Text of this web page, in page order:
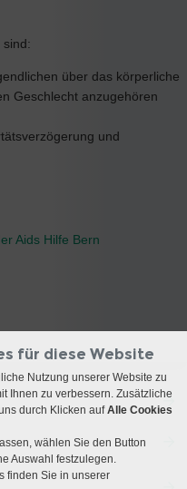
sind:
über das körperliche
Geschlecht anzugehören
und
Aids Hilfe Bern
für diese Website
Nutzung unserer Website zu
Ihnen zu verbessern. Zusätzliche
durch Klicken aufAlle Cookies
wählen Sie den Button
Auswahl festzulegen.
finden Sie in unserer